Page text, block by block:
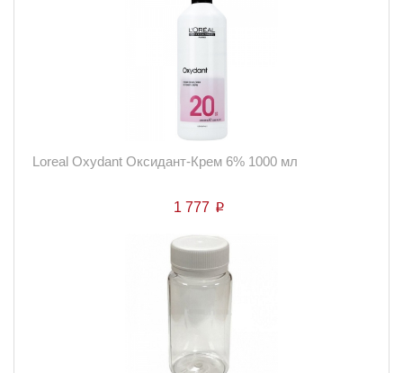
Loreal Oxydant Оксидант-Крем 6% 1000 мл
1 777 p